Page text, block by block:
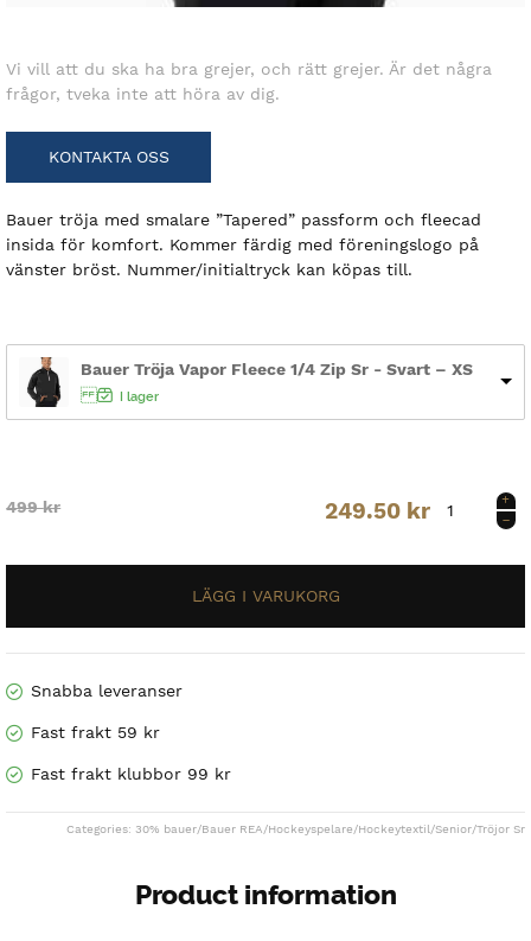
Vi vill att du ska ha bra grejer, och rätt grejer. Är det några
frågor, tveka inte att höra av dig.
KONTAKTA OSS
Bauer tröja med smalare ”Tapered” passform och fleecad
insida för komfort. Kommer färdig med föreningslogo på
vänster bröst. Nummer/initialtryck kan köpas till.
Bauer Tröja Vapor Fleece 1/4 Zip Sr - Svart – XS
I lager
499kr
Original
was:
249.50 kr
Current
is:
Tröja
Snabba leveranser
Fast frakt 59 kr
Fast frakt klubbor 99 kr
Categories: 30% bauer/Bauer REA/Hockeyspelare/Hockeytextil/Senior/Tröjor Sr
Product information